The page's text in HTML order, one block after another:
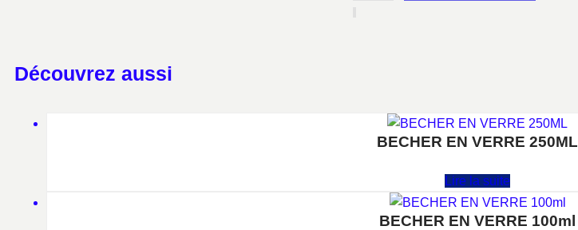
Découvrez aussi
BECHER EN VERRE 250ML
Lire la suite
BECHER EN VERRE 100ml